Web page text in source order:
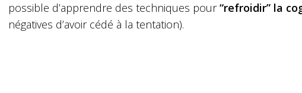
possible d’apprendre des techniques pour“refroidir” la
négatives d’avoir cédé à la tentation).